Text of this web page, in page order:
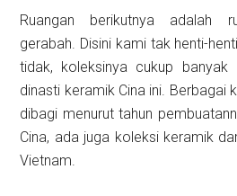
Ruangan berikutnya adalah
gerabah. Disini kami tak henti-
tidak, koleksinya cukup
dinasti keramik Cina ini. Berbagai
dibagi menurut tahun
Cina, ada juga koleksi keramik
Vietnam.